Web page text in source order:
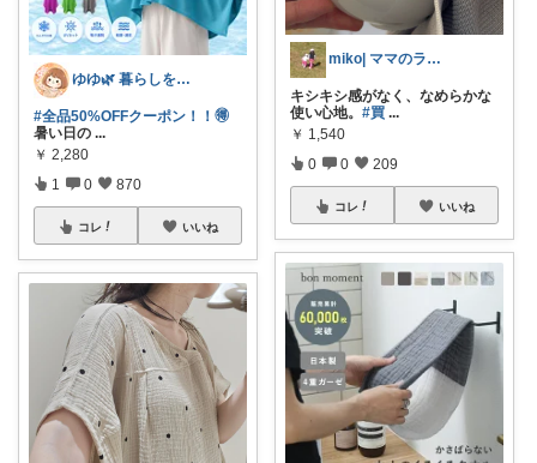
ゆゆ🌿 暮らしを整えたい🫖
#全品50%OFFクーポン！！🉐
暑い日の ...
￥ 2,280
1 0 870
コレ いいね
miko| ママのラク家事＆大人可愛い
キシキシ感がなく、なめらかな
使い心地。 #買 ...
￥ 1,540
0 0 209
コレ いいね